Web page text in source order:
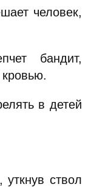
человек,
бандит,
в детей
ствол